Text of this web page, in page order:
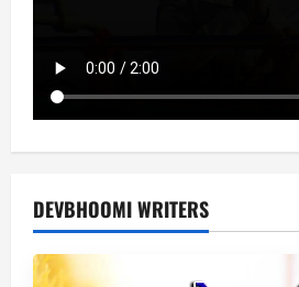
DEVBHOOMI WRITERS